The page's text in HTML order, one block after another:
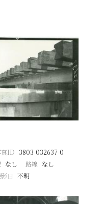
ID 3803-032637-0
なし 路線 なし
日 不明